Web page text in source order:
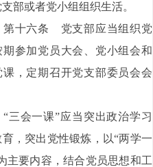
部或者党小组组织生活。
六条 党支部应当组织党
期参加党员大会、党小组会和
课，定期召开党支部委员会会
会一课”应当突出政治学习
育，突出党性锻炼，以“两学一
主要内容，结合党员思想和工